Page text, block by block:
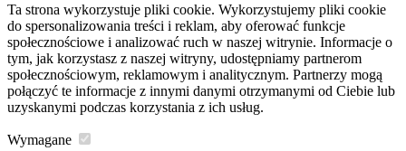
Ta strona wykorzystuje pliki cookie. Wykorzystujemy pliki cookie
do spersonalizowania treści i reklam, aby oferować funkcje
społecznościowe i analizować ruch w naszej witrynie. Informacje o
tym, jak korzystasz z naszej witryny, udostępniamy partnerom
społecznościowym, reklamowym i analitycznym. Partnerzy mogą
połączyć te informacje z innymi danymi otrzymanymi od Ciebie lub
uzyskanymi podczas korzystania z ich usług.
Wymagane